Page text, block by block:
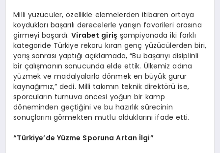
Milli yüzücüler, özellikle elemelerden itibaren ortaya
koydukları başarılı derecelerle yarışın favorileri arasına
girmeyi başardı.Virabet giriş şampiyonada iki farklı
kategoride Türkiye rekoru kıran genç yüzücülerden biri,
yarış sonrası yaptığı açıklamada, “Bu başarıyı disiplinli
bir çalışmanın sonucunda elde ettik. Ülkemiz adına
yüzmek ve madalyalarla dönmek en büyük gurur
kaynağımız,” dedi. Milli takımın teknik direktörü ise,
sporcuların turnuva öncesi yoğun bir kamp
döneminden geçtiğini ve bu hazırlık sürecinin
sonuçlarını görmekten mutlu olduklarını ifade etti.
“Türkiye’de Yüzme Sporuna Artan İlgi”